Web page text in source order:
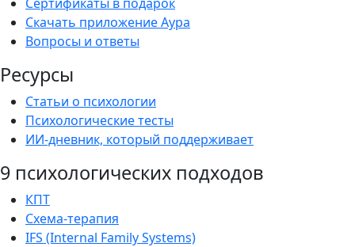
Скачать приложение Аура
Вопросы и ответы
Ресурсы
Статьи о психологии
Психологические тесты
ИИ-дневник, который поддерживает
9 психологических подходов
КПТ
Схема-терапия
IFS (Internal Family Systems)